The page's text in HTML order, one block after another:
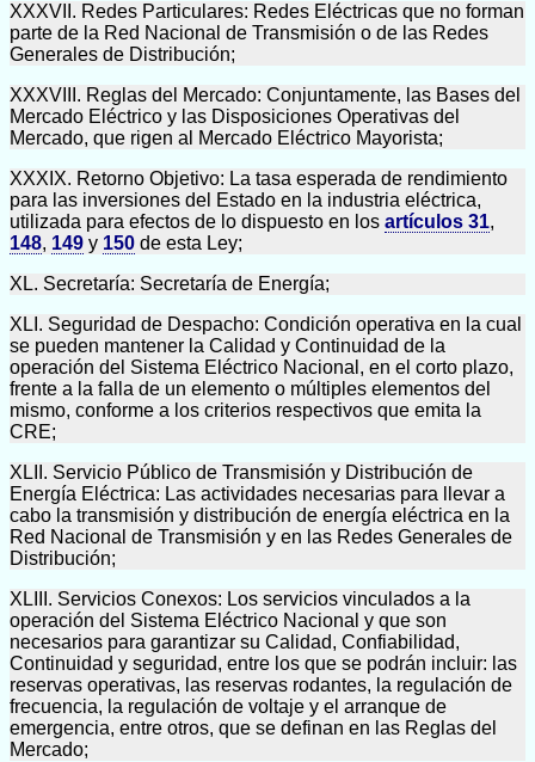
XXXVII. Redes Particulares: Redes Eléctricas que no forman
parte de la Red Nacional de Transmisión o de las Redes
Generales de Distribución;
XXXVIII. Reglas del Mercado: Conjuntamente, las Bases del
Mercado Eléctrico y las Disposiciones Operativas del
Mercado, que rigen al Mercado Eléctrico Mayorista;
XXXIX. Retorno Objetivo: La tasa esperada de rendimiento
para las inversiones del Estado en la industria eléctrica,
utilizada para efectos de lo dispuesto en los artículos 31,
148, 149 y 150 de esta Ley;
XL. Secretaría: Secretaría de Energía;
XLI. Seguridad de Despacho: Condición operativa en la cual
se pueden mantener la Calidad y Continuidad de la
operación del Sistema Eléctrico Nacional, en el corto plazo,
frente a la falla de un elemento o múltiples elementos del
mismo, conforme a los criterios respectivos que emita la
CRE;
XLII. Servicio Público de Transmisión y Distribución de
Energía Eléctrica: Las actividades necesarias para llevar a
cabo la transmisión y distribución de energía eléctrica en la
Red Nacional de Transmisión y en las Redes Generales de
Distribución;
XLIII. Servicios Conexos: Los servicios vinculados a la
operación del Sistema Eléctrico Nacional y que son
necesarios para garantizar su Calidad, Confiabilidad,
Continuidad y seguridad, entre los que se podrán incluir: las
reservas operativas, las reservas rodantes, la regulación de
frecuencia, la regulación de voltaje y el arranque de
emergencia, entre otros, que se definan en las Reglas del
Mercado;